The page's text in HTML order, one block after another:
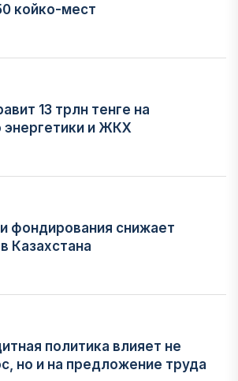
койко-мест
13 трлн тенге на
и ЖКХ
фондирования снижает
Казахстана
политика влияет не
но и на предложение труда